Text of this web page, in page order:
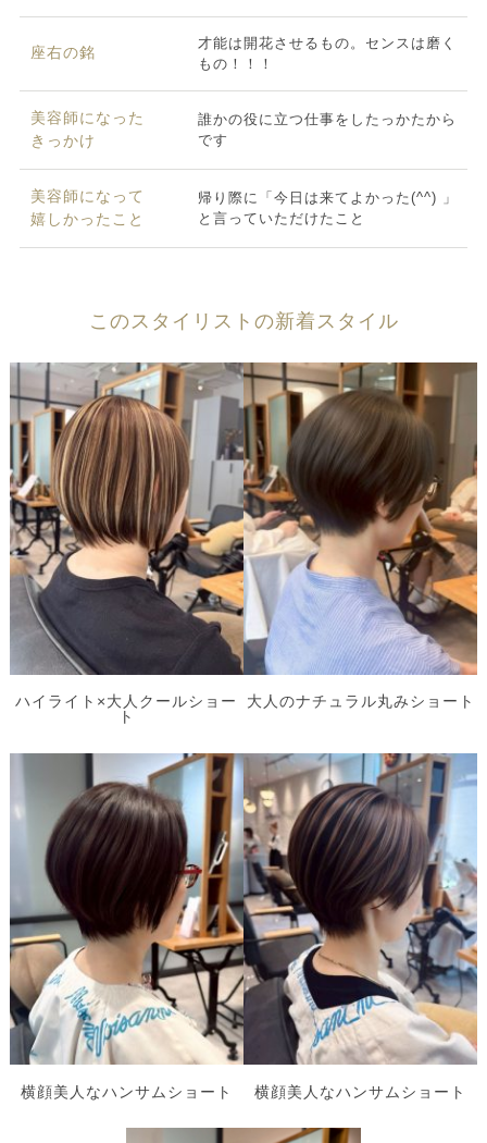
座右の銘
才能は開花させるもの。センスは磨く
もの！！！
美容師になった
きっかけ
誰かの役に立つ仕事をしたっかたから
です
美容師になって
嬉しかったこと
帰り際に「今日は来てよかった(^^) 」
と言っていただけたこと
このスタイリストの新着スタイル
ハイライト×大人クールショー
ト
大人のナチュラル丸みショート
横顔美人なハンサムショート 横顔美人なハンサムショート